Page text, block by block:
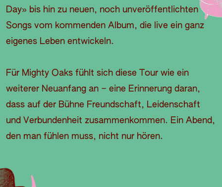
Day» bis hin zu neuen, noch unveröffentlichten
Songs vom kommenden Album, die live ein ganz
eigenes Leben entwickeln.
Für Mighty Oaks fühlt sich diese Tour wie ein
weiterer Neuanfang an – eine Erinnerung daran,
dass auf der Bühne Freundschaft, Leidenschaft
und Verbundenheit zusammenkommen. Ein Abend,
den man fühlen muss, nicht nur hören.